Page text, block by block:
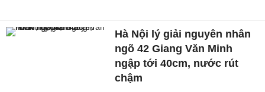
Hà Nội lý giải nguyên nhân
ngõ 42 Giang Văn Minh
ngập tới 40cm, nước rút
chậm